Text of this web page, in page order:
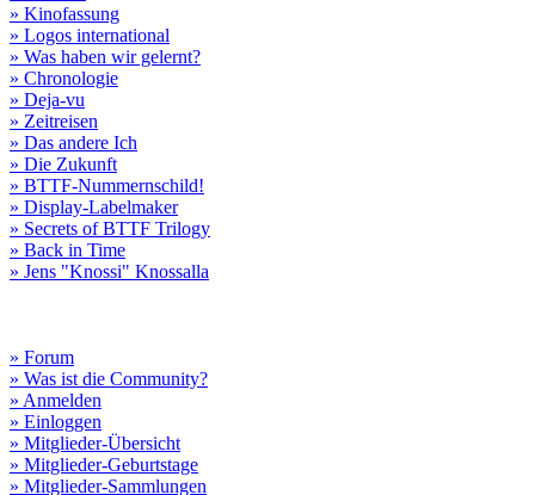
» Kinofassung
» Logos international
» Was haben wir gelernt?
» Chronologie
» Deja-vu
» Zeitreisen
» Das andere Ich
» Die Zukunft
» BTTF-Nummernschild!
» Display-Labelmaker
» Secrets of BTTF Trilogy
» Back in Time
» Jens "Knossi" Knossalla
» Forum
» Was ist die Community?
» Anmelden
» Einloggen
» Mitglieder-Übersicht
» Mitglieder-Geburtstage
» Mitglieder-Sammlungen